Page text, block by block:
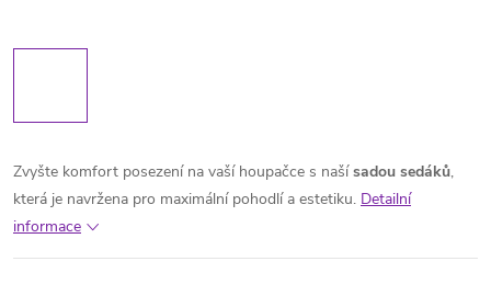
Zvyšte komfort posezení na vaší houpačce s našísadou sedáků,
která je navržena pro maximální pohodlí a estetiku. Detailní
informace